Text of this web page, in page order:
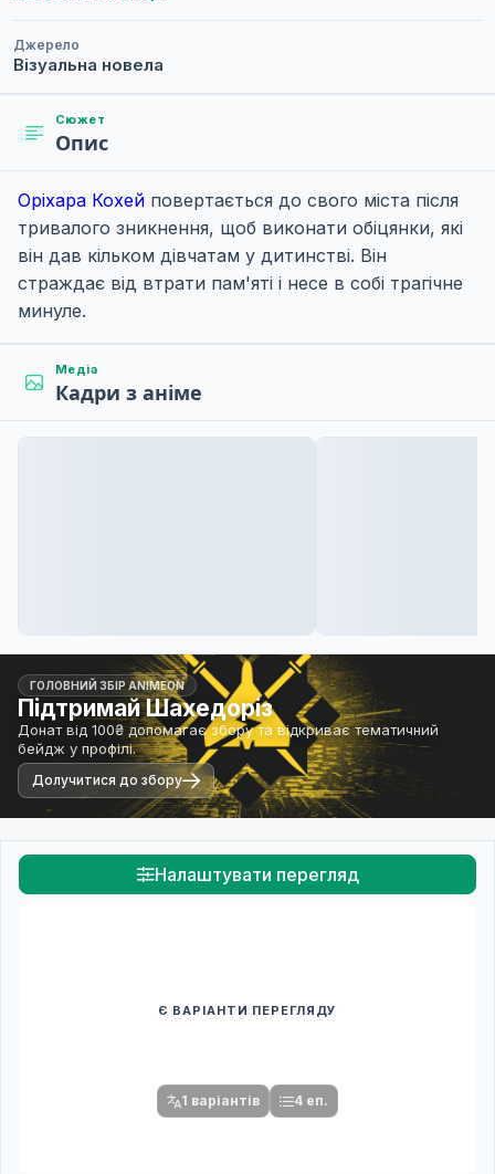
Джерело
Візуальна новела
Сюжет
Опис
Оріхара Кохей повертається до свого міста після
тривалого зникнення, щоб виконати обіцянки, які
він дав кільком дівчатам у дитинстві. Він
страждає від втрати пам'яті і несе в собі трагічне
минуле.
Медіа
Кадри з аніме
ГОЛОВНИЙ ЗБІР ANIMEON
Підтримай Шахедоріз
Донат від 100₴ допомагає збору та відкриває тематичний
бейдж у профілі.
Долучитися до збору
Налаштувати перегляд
Є ВАРІАНТИ ПЕРЕГЛЯДУ
1 варіантів 4 еп.